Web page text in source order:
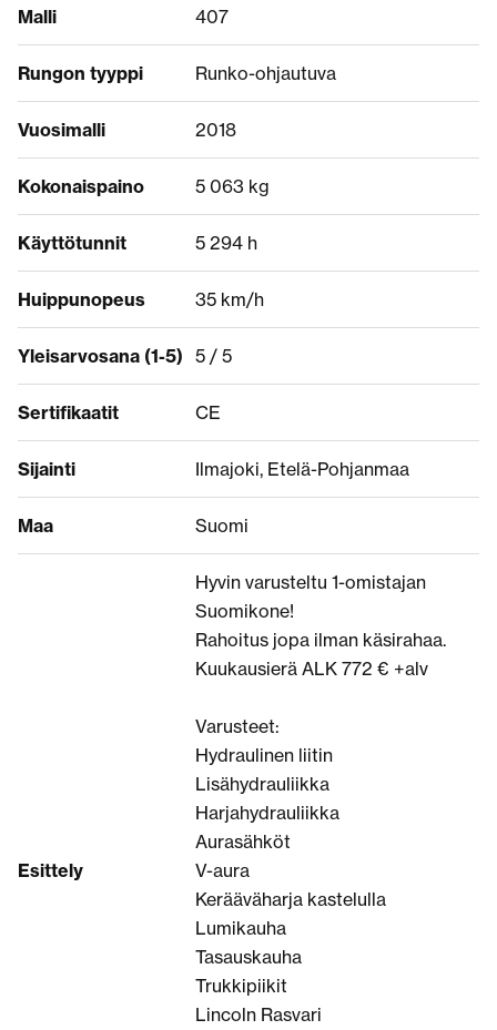
Malli 407
Rungon tyyppi Runko-ohjautuva
Vuosimalli 2018
Kokonaispaino 5 063 kg
Käyttötunnit 5 294 h
Huippunopeus 35 km/h
Yleisarvosana (1-5) 5 / 5
Sertifikaatit CE
Sijainti Ilmajoki, Etelä-Pohjanmaa
Maa Suomi
Esittely
Hyvin varusteltu 1-omistajan
Suomikone!
Rahoitus jopa ilman käsirahaa.
Kuukausierä ALK 772 € +alv
Varusteet:
Hydraulinen liitin
Lisähydrauliikka
Harjahydrauliikka
Aurasähköt
V-aura
Kerääväharja kastelulla
Lumikauha
Tasauskauha
Trukkipiikit
Lincoln Rasvari